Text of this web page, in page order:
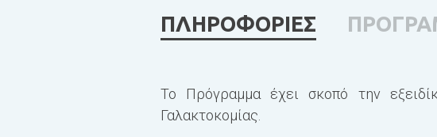
ΠΛΗΡΟΦΟΡΙΕΣ
Το Πρόγραμμα έχει σκοπό την
Γαλακτοκομίας.